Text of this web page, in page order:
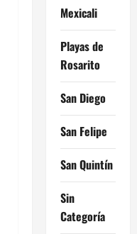
Mexicali
Playas de
Rosarito
San Diego
San Felipe
San Quintín
Sin
Categoría